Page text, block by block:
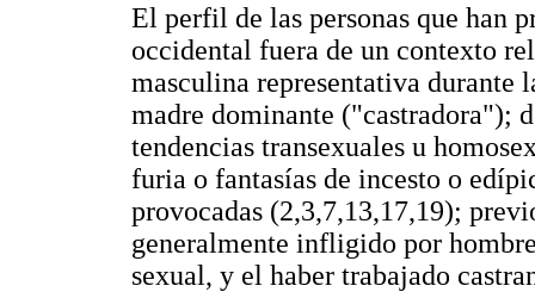
El perfil de las personas que han
occidental fuera de un contexto
masculina representativa durante
madre dominante ("castradora");
tendencias transexuales u
furia o fantasías de incesto o
provocadas (2,3,7,13,17,19);
generalmente infligido por
sexual, y el haber trabajado